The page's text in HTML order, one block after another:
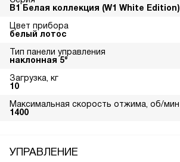
В1 Белая коллекция (W1 White Edition)
Цвет прибора
белый лотос
Тип панели управления
наклонная 5°
Загрузка, кг
10
Максимальная скорость отжима, об/мин
1400
УПРАВЛЕНИЕ